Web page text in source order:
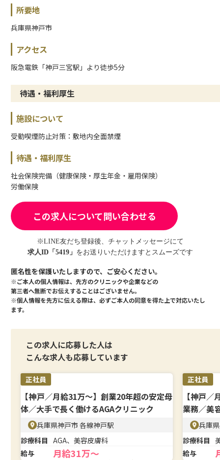
所要地
兵庫県神戸市
アクセス
阪急電鉄「神戸三宮駅」より徒歩5分
待遇・福利厚生
施設について
受動喫煙防止対策：敷地内全面禁煙
待遇・福利厚生
社会保険完備（健康保険・厚生年金・雇用保険）
労働保険
この求人について問い合わせる
※LINE友だち登録後、チャットメッセージにて
求人ID「5419」 をお送りいただけますとスムーズです
匿名性を保護いたしますので、ご安心ください。
※ご本人の個人情報は、先方のクリニックや企業などの
第三者へ無断でお伝えすることはございません。
※個人情報を先方に伝える際は、必ずご本人の同意を得た上で対応いたし
ます。
この求人に応募した人は
こんな求人も応募しています
正社員
【神戸／月給31万〜】創業20年超の安定母
体／大手で長く働けるAGAクリニック
兵庫県神戸市 各線神戸駅
診療科目
AGA、美容皮膚科
給与
月給31万〜
正社員
【神戸
業務／美
躍
兵庫
診療科目
給与